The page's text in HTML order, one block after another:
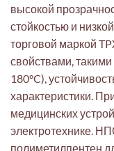
высокой
стойкостью и
торговой маркой
свойствами,
180°C),
характеристики.
медицинских
электротехнике.
полиметилпентен